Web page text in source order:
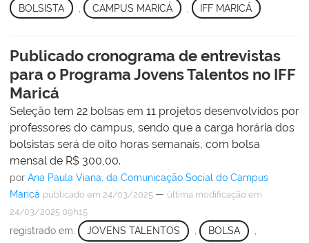
BOLSISTA CAMPUS MARICÁ IFF MARICÁ
Publicado cronograma de entrevistas
para o Programa Jovens Talentos no IFF
Maricá
Seleção tem 22 bolsas em 11 projetos desenvolvidos por
professores do campus, sendo que a carga horária dos
bolsistas será de oito horas semanais, com bolsa
mensal de R$ 300,00.
por Ana Paula Viana, da Comunicação Social do Campus
Maricá publicado em 24/03/2025 — última modificação em
24/03/2025 09h15
registrado em: JOVENS TALENTOS , BOLSA ,